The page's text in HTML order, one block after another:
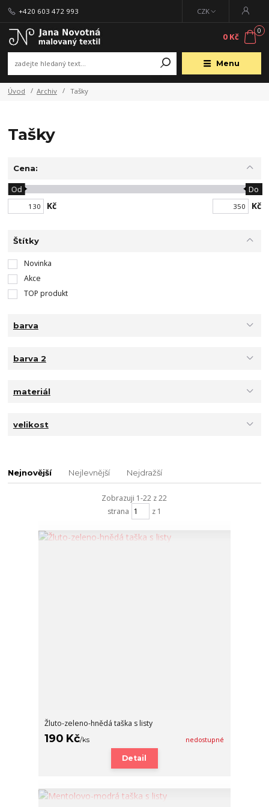
Menu
CZK
+420 603 472 993
0
0 Kč
Úvod Archiv Tašky
Tašky
Cena:
Kč
Od Do
Kč
Štítky
Novinka
Akce
TOP produkt
barva
barva 2
materiál
velikost
Nejnovější Nejlevnější Nejdražší
Zobrazuji 1-22 z 22
strana
z 1
Žluto-zeleno-hnědá taška s listy
190 Kč/ks nedostupné
Detail